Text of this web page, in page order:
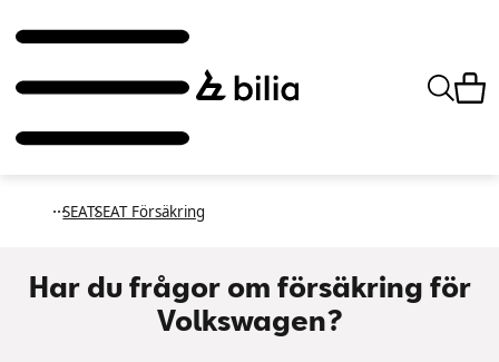
SEATSEAT Försäkring
Har du frågor om försäkring för
Volkswagen?